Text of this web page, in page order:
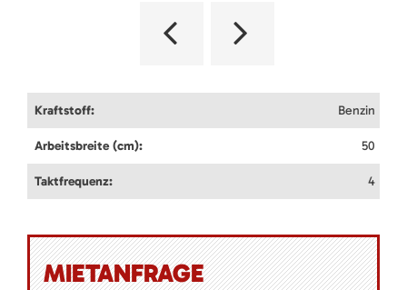
Kraftstoff: Benzin
Arbeitsbreite (cm): 50
Taktfrequenz: 4
MIETANFRAGE